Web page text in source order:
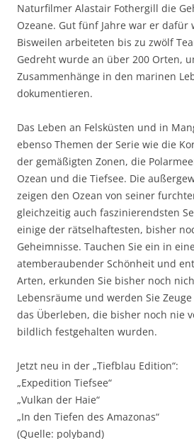
Naturfilmer Alastair Fothergill die
Ozeane. Gut fünf Jahre war er dafür
Bisweilen arbeiteten bis zu zwölf
Gedreht wurde an über 200 Orten,
Zusammenhänge in den marinen
dokumentieren.
Das Leben an Felsküsten und in
ebenso Themen der Serie wie die
der gemäßigten Zonen, die
Ozean und die Tiefsee. Die
zeigen den Ozean von seiner
gleichzeitig auch faszinierendsten
einige der rätselhaftesten, bisher
Geheimnisse. Tauchen Sie ein in
atemberaubender Schönheit und
Arten, erkunden Sie bisher noch
Lebensräume und werden Sie
das Überleben, die bisher noch nie
bildlich festgehalten wurden.
Jetzt neu in der „Tiefblau Edition“:
„Expedition Tiefsee“
„Vulkan der Haie“
„In den Tiefen des Amazonas“
(Quelle: polyband)